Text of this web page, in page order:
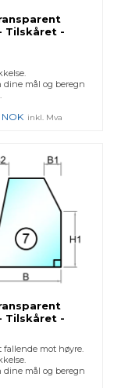
Tilskåret -
dine mål og beregn
NOK inkl. Mva
Tilskåret -
fallende mot høyre.
dine mål og beregn